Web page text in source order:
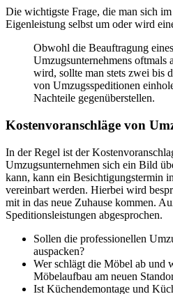
Die wichtigste Frage, die man sich
Eigenleistung selbst um oder wird
Obwohl die Beauftragung
Umzugsunternehmens oftmals
wird, sollte man stets zwei bis
von Umzugsspeditionen
Nachteile gegenüberstellen.
Kostenvoranschläge von
In der Regel ist der
Umzugsunternehmen sich ein Bild
kann, kann ein Besichtigungstermin
vereinbart werden. Hierbei wird
mit in das neue Zuhause kommen.
Speditionsleistungen abgesprochen.
Sollen die professionellen
auspacken?
Wer schlägt die Möbel ab und
Möbelaufbau am neuen
Ist Küchendemontage und